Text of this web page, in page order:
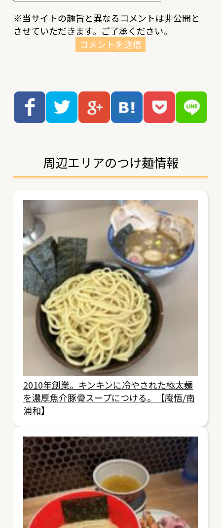
※当サイトの趣旨と異なるコメントは非公開と
させていただきます。ご了承ください。
周辺エリアのつけ麺情報
2010年創業。キンキンに冷やされた極太麺
を濃厚魚介豚骨スープにつける。【庵悟/南
浦和】